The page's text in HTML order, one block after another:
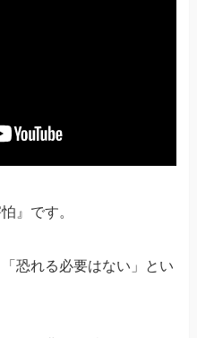
』です。
恐れる必要はない」とい